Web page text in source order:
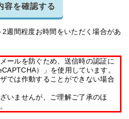
容を確認する
週間程度お時間をいただく場合があ
ールを防ぐため、送信時の認証に
）」を使用しています。
では作動することができない場合
いませんが、ご理解ご了承のほ